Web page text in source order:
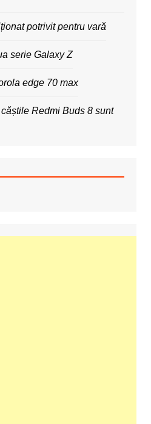
potrivit pentru vară
serie Galaxy Z
edge 70 max
Redmi Buds 8 sunt